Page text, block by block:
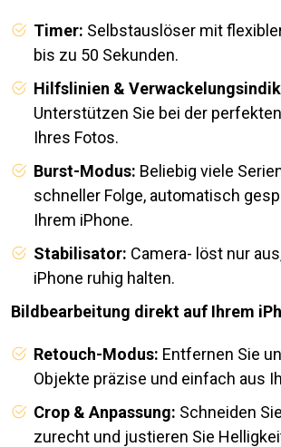
Timer: Selbstauslöser mit
bis zu 50 Sekunden.
Hilfslinien &
Unterstützen Sie bei der
Ihres Fotos.
Burst-Modus: Beliebig viele
schneller Folge, automatisch
Ihrem iPhone.
Stabilisator: Camera- löst nur
iPhone ruhig halten.
Bildbearbeitung direkt auf Ihrem
Retouch-Modus: Entfernen Sie
Objekte präzise und einfach aus
Crop & Anpassung: Schneiden
zurecht und justieren Sie